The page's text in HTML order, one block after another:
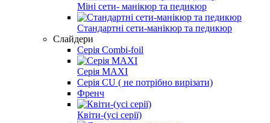
Міні сети- манікюр та педикюр
Стандартні сети-манікюр та педикюр
Слайдери
Серія Combi-foil
Серія MAXI
Серія CU ( не потрібно вирізати)
Френч
Квіти-(усі серії)